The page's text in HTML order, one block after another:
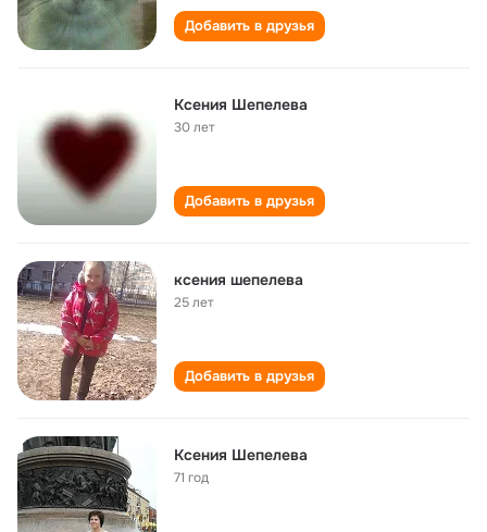
Добавить в друзья
Ксения Шепелева
30 лет
Добавить в друзья
ксения шепелева
25 лет
Добавить в друзья
Ксения Шепелева
71 год